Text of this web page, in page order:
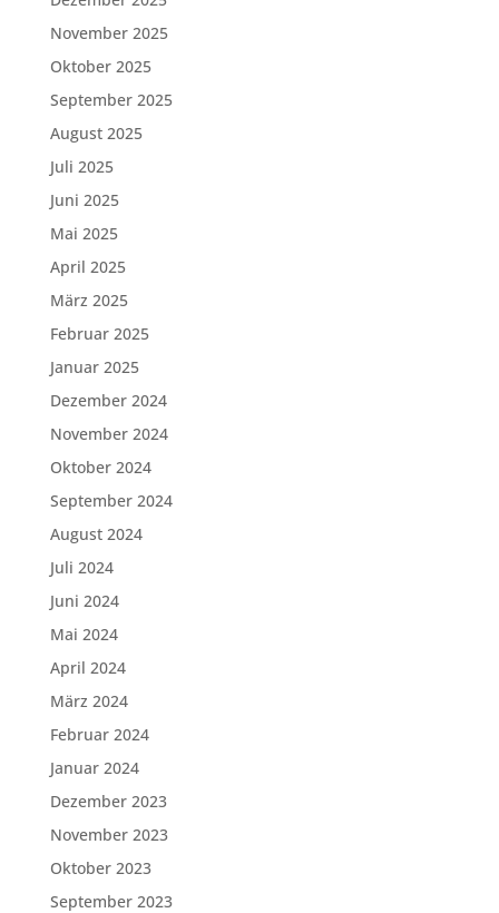
November 2025
Oktober 2025
September 2025
August 2025
Juli 2025
Juni 2025
Mai 2025
April 2025
März 2025
Februar 2025
Januar 2025
Dezember 2024
November 2024
Oktober 2024
September 2024
August 2024
Juli 2024
Juni 2024
Mai 2024
April 2024
März 2024
Februar 2024
Januar 2024
Dezember 2023
November 2023
Oktober 2023
September 2023